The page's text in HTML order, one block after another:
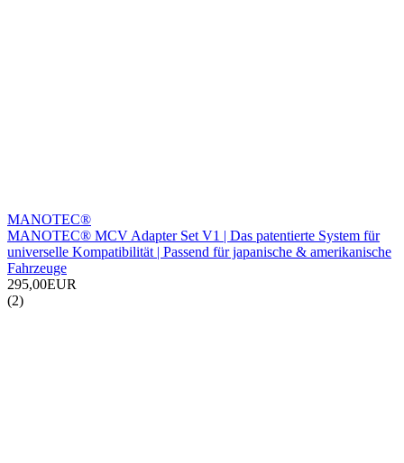
MANOTEC®
MANOTEC® MCV Adapter Set V1 | Das patentierte System für
universelle Kompatibilität | Passend für japanische & amerikanische
Fahrzeuge
295,00EUR
(2)